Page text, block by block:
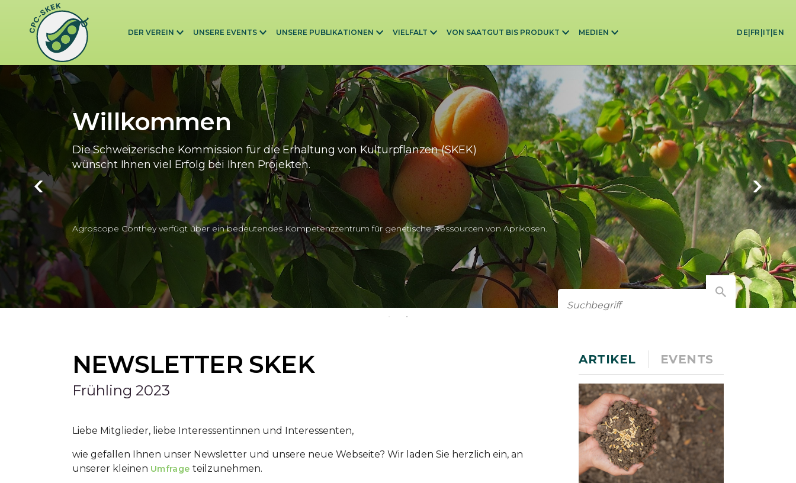
Skip to main content
DER VEREIN UNSERE EVENTS UNSERE PUBLIKATIONEN VIELFALT VON SAATGUT BIS PRODUKT MEDIEN DE| FR IT EN
Willkommen
Die Schweizerische Kommission für die Erhaltung von Kulturpflanzen (SKEK)
wünscht Ihnen viel Erfolg bei Ihren Projekten.
Agroscope Conthey verfügt über ein bedeutendes Kompetenzzentrum für genetische Ressourcen von Aprikosen.
NEWSLETTER SKEK
Frühling 2023
Liebe Mitglieder, liebe Interessentinnen und Interessenten,
wie gefallen Ihnen unser Newsletter und unsere neue Webseite? Wir laden Sie herzlich ein, an
unserer kleinen Umfrage teilzunehmen.
ARTIKEL EVENTS